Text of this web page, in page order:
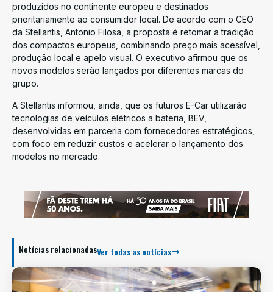
produzidos no continente europeu e destinados
prioritariamente ao consumidor local. De acordo com o CEO
da Stellantis, Antonio Filosa, a proposta é retomar a tradição
dos compactos europeus, combinando preço mais acessível,
produção local e apelo visual. O executivo afirmou que os
novos modelos serão lançados por diferentes marcas do
grupo.
A Stellantis informou, ainda, que os futuros E-Car utilizarão
tecnologias de veículos elétricos a bateria, BEV,
desenvolvidas em parceria com fornecedores estratégicos,
com foco em reduzir custos e acelerar o lançamento dos
modelos no mercado.
Notícias relacionadasVer todas as notícias